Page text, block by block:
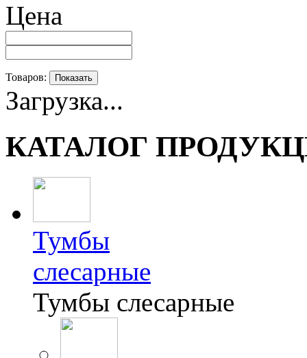
Цена
Товаров: Показать
Загрузка...
КАТАЛОГ
Тумбы
слесарные
Тумбы слесарные